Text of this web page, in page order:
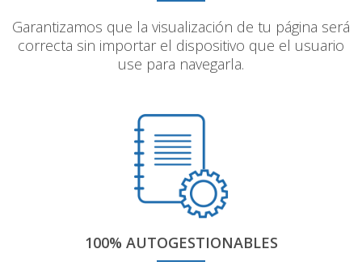
Garantizamos que la visualización de tu página será
correcta sin importar el dispositivo que el usuario
use para navegarla.
100% AUTOGESTIONABLES